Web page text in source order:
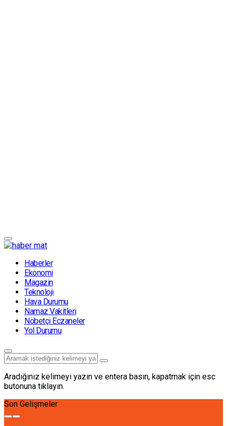
Haberler
Ekonomi
Magazin
Teknoloji
Hava Durumu
Namaz Vakitleri
Nöbetçi Eczaneler
Yol Durumu
Aradığınız kelimeyi yazın ve entera basın, kapatmak için esc
butonuna tıklayın.
Son Gelişmeler